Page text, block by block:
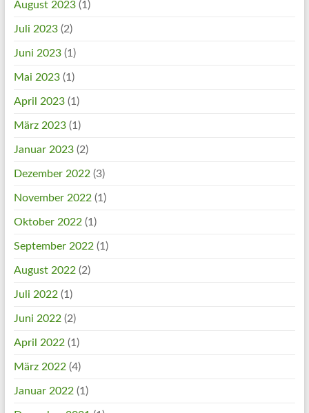
August 2023(1)
Juli 2023(2)
Juni 2023(1)
Mai 2023(1)
April 2023(1)
März 2023(1)
Januar 2023(2)
Dezember 2022(3)
November 2022(1)
Oktober 2022(1)
September 2022(1)
August 2022(2)
Juli 2022(1)
Juni 2022(2)
April 2022(1)
März 2022(4)
Januar 2022(1)